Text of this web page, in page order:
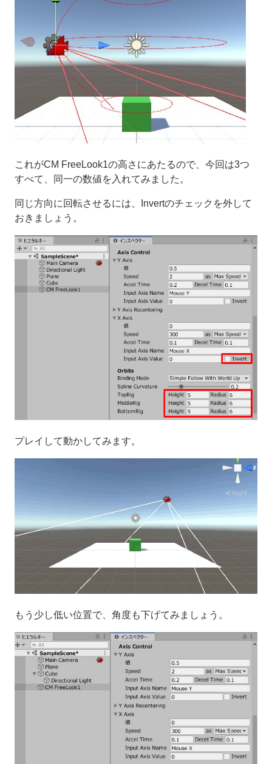
これがCM FreeLook1の高さにあたるので、今回は3つ
すべて、同一の数値を入れてみました。
同じ方向に回転させるには、Invertのチェックを外して
おきましょう。
プレイして動かしてみます。
もう少し低い位置で、角度も下げてみましょう。